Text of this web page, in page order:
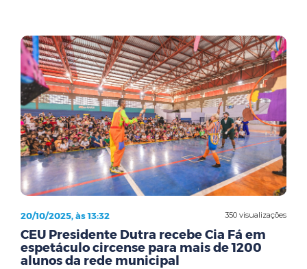
350 visualizações
20/10/2025, às 13:32
CEU Presidente Dutra recebe Cia Fá em
espetáculo circense para mais de 1200
alunos da rede municipal